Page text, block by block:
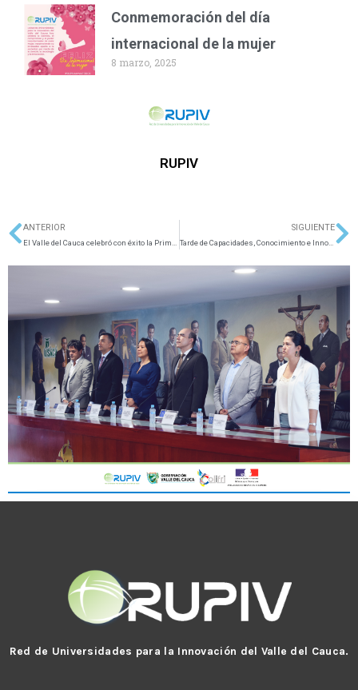
RUPIV
Conmemoración del día
internacional de la mujer
8 marzo, 2025
Ant
ANTERIOR SIGUIENTE
Tarde de Capacidades, Conocimiento e Innovación en el Sena Regional Valle
Red de Universidades para la Innovación del Valle del Cauca.